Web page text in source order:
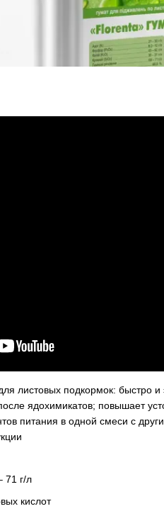
листовых подкормок: быстро
ядохимикатов; повышает
питания в одной смеси с
г/л
кислот